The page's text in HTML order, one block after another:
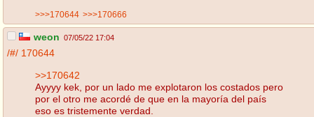
>>>170644 >>>170666
weon 07/05/22 17:04
/#/ 170644
>>170642
Ayyyy kek, por un lado me explotaron los costados pero
por el otro me acordé de que en la mayoría del país
eso es tristemente verdad.